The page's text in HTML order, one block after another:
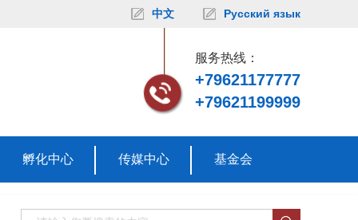
中文 Русский язык
服务热线：
+79621177777
+79621199999
孵化中心 传媒中心 基金会